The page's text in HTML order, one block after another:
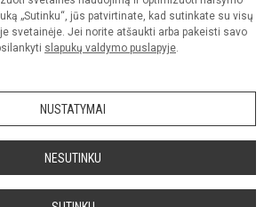
„Sutinku“, jūs patvirtinate, kad sutinkate su visų
svetainėje. Jei norite atšaukti arba pakeisti savo
slapukų valdymo puslapyje.
NUSTATYMAI
NESUTINKU
paraiška Slapukų valdymas
atnaujinti